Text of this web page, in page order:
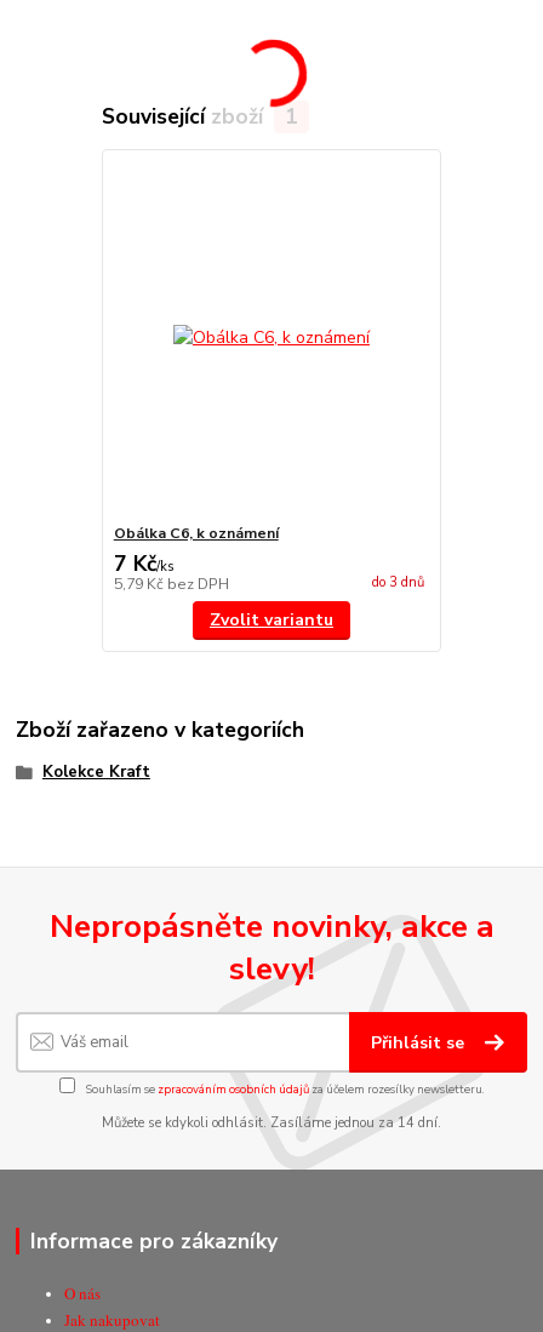
Související zboží 1
Obálka C6, k oznámení
7 Kč/ks
5,79 Kč bez DPH do 3 dnů
Zvolit variantu
Zboží zařazeno v kategoriích
Kolekce Kraft
Nepropásněte novinky, akce a
slevy!
Přihlásit se
Souhlasím se zpracováním osobních údajůza účelem rozesílky newsletteru.
Můžete se kdykoli odhlásit. Zasíláme jednou za 14 dní.
Informace pro zákazníky
O nás
Jak nakupovat